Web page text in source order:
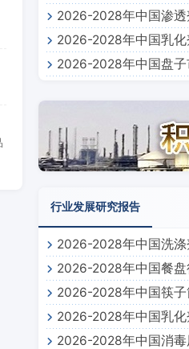
2026-2028年中国渗
2026-2028年中国乳
2026-2028年中国盘
行业发展研究报告
2026-2028年中国洗
2026-2028年中国餐
2026-2028年中国筷
2026-2028年中国乳
2026-2028年中国消